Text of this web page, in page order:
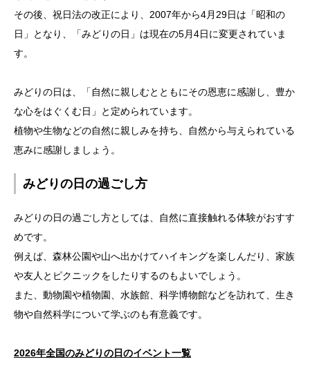
その後、祝日法の改正により、2007年から4月29日は「昭和の
日」となり、「みどりの日」は現在の5月4日に変更されていま
す。
みどりの日は、「自然に親しむとともにその恩恵に感謝し、豊か
な心をはぐくむ日」と定められています。
植物や生物などの自然に親しみを持ち、自然から与えられている
恵みに感謝しましょう。
みどりの日の過ごし方
みどりの日の過ごし方としては、自然に直接触れる体験がおすす
めです。
例えば、森林公園や山へ出かけてハイキングを楽しんだり、家族
や友人とピクニックをしたりするのもよいでしょう。
また、動物園や植物園、水族館、科学博物館などを訪れて、生き
物や自然科学について学ぶのも有意義です。
2026年全国のみどりの日のイベント一覧